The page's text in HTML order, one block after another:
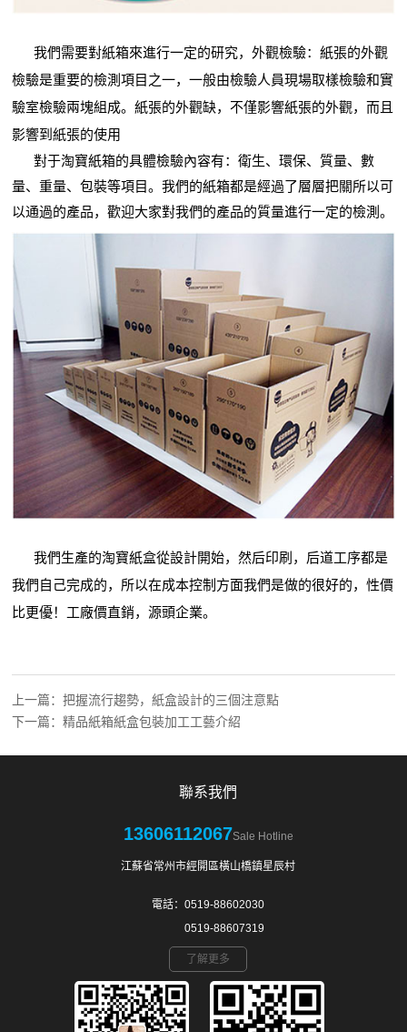
我們需要對紙箱來進行一定的研究，外觀檢驗：紙張的外觀
檢驗是重要的檢測項目之一，一般由檢驗人員現場取樣檢驗和實
驗室檢驗兩塊組成。紙張的外觀缺，不僅影響紙張的外觀，而且
影響到紙張的使用
對于淘寶紙箱的具體檢驗內容有：衛生、環保、質量、數
量、重量、包裝等項目。我們的紙箱都是經過了層層把關所以可
以通過的產品，歡迎大家對我們的產品的質量進行一定的檢測。
我們生產的淘寶紙盒從設計開始，然后印刷，后道工序都是
我們自己完成的，所以在成本控制方面我們是做的很好的，性價
比更優！工廠價直銷，源頭企業。
上一篇：把握流行趨勢，紙盒設計的三個注意點
下一篇：精品紙箱紙盒包裝加工工藝介紹
聯系我們
13606112067Sale Hotline
江蘇省常州市經開區橫山橋鎮星辰村
電話：0519-88602030
0519-88607319
了解更多